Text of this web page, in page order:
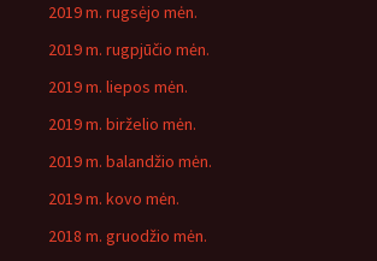
2019 m. rugsėjo mėn.
2019 m. rugpjūčio mėn.
2019 m. liepos mėn.
2019 m. birželio mėn.
2019 m. balandžio mėn.
2019 m. kovo mėn.
2018 m. gruodžio mėn.